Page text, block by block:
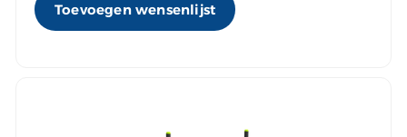
Toevoegen wensenlijst